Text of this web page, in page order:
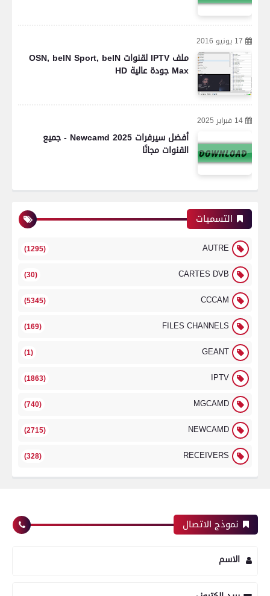
17 يونيو 2016
ملف IPTV لقنوات OSN, beIN Sport, beIN
Max جودة عالية HD
14 فبراير 2025
أفضل سيرفرات Newcamd 2025 - جميع
القنوات مجانًا
التسميات
AUTRE
(1295)
CARTES DVB
(30)
CCCAM
(5345)
FILES CHANNELS
(169)
GEANT
(1)
IPTV
(1863)
MGCAMD
(740)
NEWCAMD
(2715)
RECEIVERS
(328)
نموذج الاتصال
الاسم